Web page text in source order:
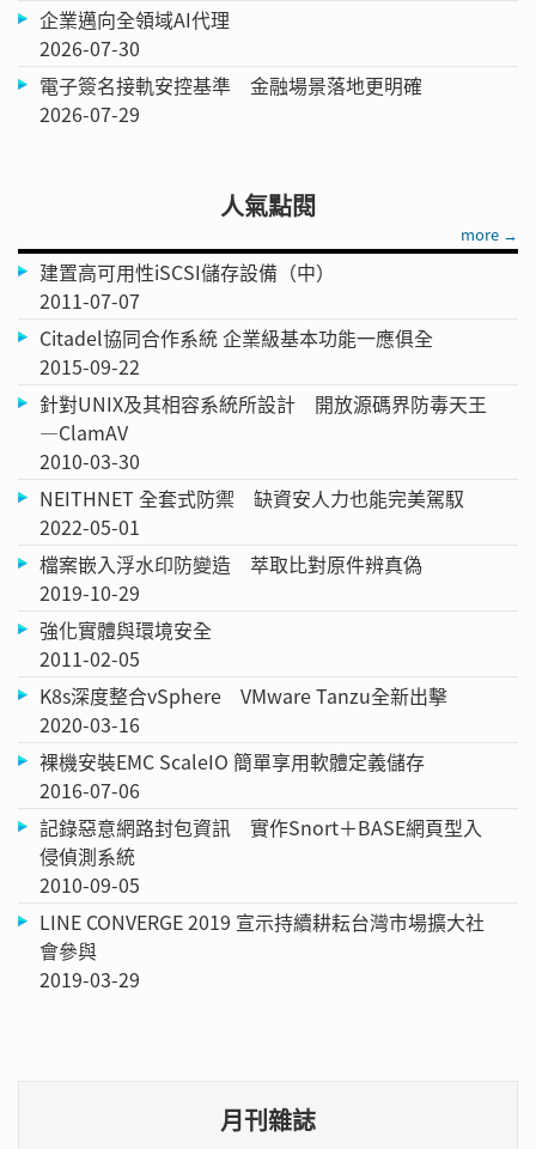
企業邁向全領域AI代理
2026-07-30
電子簽名接軌安控基準 金融場景落地更明確
2026-07-29
人氣點閱
more →
建置高可用性iSCSI儲存設備（中）
2011-07-07
Citadel協同合作系統 企業級基本功能一應俱全
2015-09-22
針對UNIX及其相容系統所設計 開放源碼界防毒天王
—ClamAV
2010-03-30
NEITHNET 全套式防禦 缺資安人力也能完美駕馭
2022-05-01
檔案嵌入浮水印防變造 萃取比對原件辨真偽
2019-10-29
強化實體與環境安全
2011-02-05
K8s深度整合vSphere VMware Tanzu全新出擊
2020-03-16
裸機安裝EMC ScaleIO 簡單享用軟體定義儲存
2016-07-06
記錄惡意網路封包資訊 實作Snort＋BASE網頁型入
侵偵測系統
2010-09-05
LINE CONVERGE 2019 宣示持續耕耘台灣市場擴大社
會參與
2019-03-29
月刊雜誌